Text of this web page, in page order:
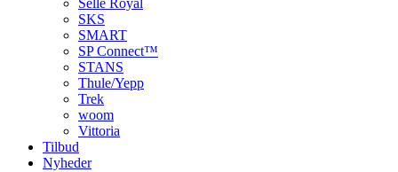
Selle Royal
SKS
SMART
SP Connect™
STANS
Thule/Yepp
Trek
woom
Vittoria
Tilbud
Nyheder